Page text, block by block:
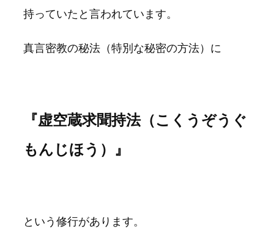
持っていたと言われています。
真言密教の秘法（特別な秘密の方法）に
『虚空蔵求聞持法（こくうぞうぐ
もんじほう）』
という修行があります。